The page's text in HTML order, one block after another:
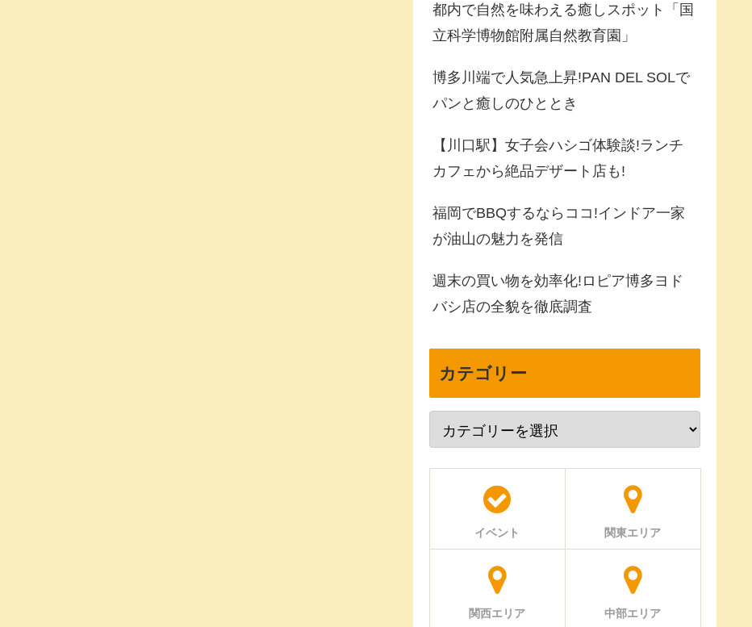
都内で自然を味わえる癒しスポット「国
立科学博物館附属自然教育園」
博多川端で人気急上昇!PAN DEL SOLで
パンと癒しのひととき
【川口駅】女子会ハシゴ体験談!ランチ
カフェから絶品デザート店も!
福岡でBBQするならココ!インドア一家
が油山の魅力を発信
週末の買い物を効率化!ロピア博多ヨド
バシ店の全貌を徹底調査
カテゴリー
イベント 関東エリア
関西エリア 中部エリア